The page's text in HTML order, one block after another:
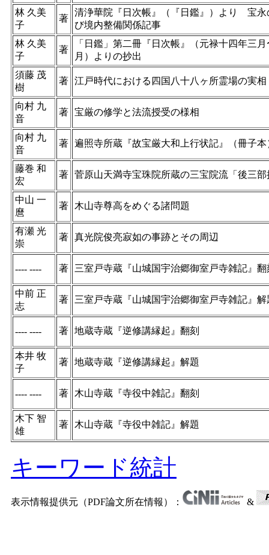
林 久美
子
著
清浄華院『日次帳』（『日鑑』）より 宝永
び境内整備関係記事
林 久美
子
著
「日鑑」第二冊『日次帳』（元禄十四年三
月）よりの抄出
須藤 茂
樹
著 江戸時代における四国八十八ヶ所霊場の実相
向村 九
音
著 宝厳の修学と法流授受の様相
向村 九
音
著 遍照寺所蔵『故宝厳大和上行状記』（冊子本
藤巻 和
宏
著 菅原山天満寺宝珠院所蔵の三宝院流「後三
中山 一
麿
著 木山寺尊高をめぐる諸問題
有瀬 光
崇
著 真光院俊亮寂如の事跡とその周辺
---- ---- 著 三室戸寺蔵『山城国宇治郷御室戸寺雑記』翻
中前 正
志
著 三室戸寺蔵『山城国宇治郷御室戸寺雑記』解
---- ---- 著 地蔵寺蔵『逆修講縁起』翻刻
本井 牧
子
著 地蔵寺蔵『逆修講縁起』解題
---- ---- 著 木山寺蔵『寺役中雑記』翻刻
木下 智
雄
著 木山寺蔵『寺役中雑記』解題
キーワード統計
表示情報提供元（PDF論文所在情報）： &